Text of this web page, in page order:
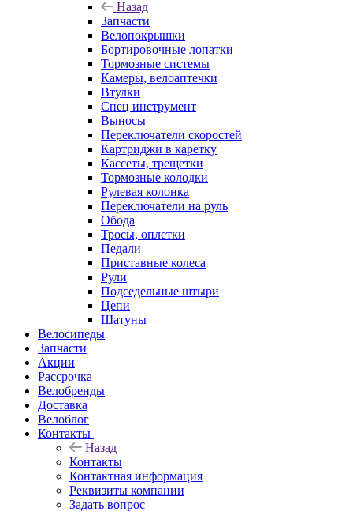
Назад
Запчасти
Велопокрышки
Бортировочные лопатки
Тормозные системы
Камеры, велоаптечки
Втулки
Спец инструмент
Выносы
Переключатели скоростей
Картриджи в каретку
Кассеты, трещетки
Тормозные колодки
Рулевая колонка
Переключатели на руль
Обода
Тросы, оплетки
Педали
Приставные колеса
Рули
Подседельные штыри
Цепи
Шатуны
Велосипеды
Запчасти
Акции
Рассрочка
Велобренды
Доставка
Велоблог
Контакты
Назад
Контакты
Контактная информация
Реквизиты компании
Задать вопрос